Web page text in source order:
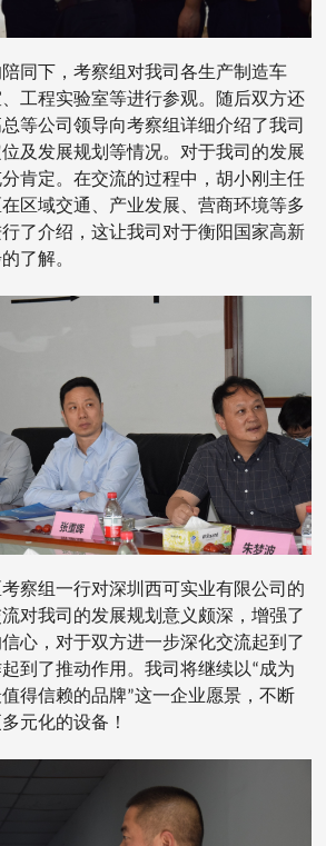
同下，考察组对我司各生产制造车
工程实验室等进行参观。随后双方还
等公司领导向考察组详细介绍了我司
及发展规划等情况。对于我司的发展
肯定。在交流的过程中，胡小刚主任
区域交通、产业发展、营商环境等多
了介绍，这让我司对于衡阳国家高新
了解。
察组一行对深圳西可实业有限公司的
对我司的发展规划意义颇深，增强了
心，对于双方进一步深化交流起到了
到了推动作用。我司将继续以“成为
得信赖的品牌”这一企业愿景，不断
元化的设备！